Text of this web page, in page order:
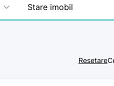
Stare imobil
Resetare